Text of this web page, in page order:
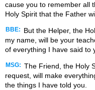
cause you to remember all
Holy Spirit that the Father
BBE:
But the Helper, the
my name, will be your
of everything I have said to
MSG: The Friend, the Holy
request, will make
the things I have told you.